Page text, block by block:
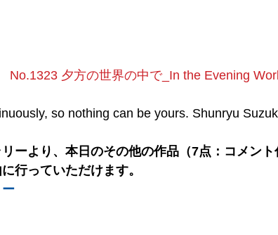
No.1323 夕方の世界の中で_In the Evening
so nothing can be yours. Shunryu
ーより、本日のその他の作品（7点：コメント
行っていただけます。